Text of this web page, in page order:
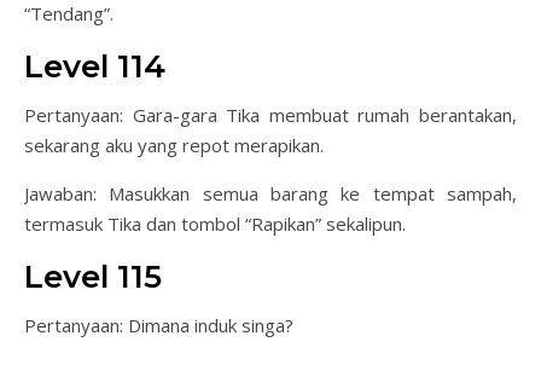
“Tendang”.
Level 114
Pertanyaan: Gara-gara Tika membuat rumah berantakan,
sekarang aku yang repot merapikan.
Jawaban: Masukkan semua barang ke tempat sampah,
termasuk Tika dan tombol “Rapikan” sekalipun.
Level 115
Pertanyaan: Dimana induk singa?